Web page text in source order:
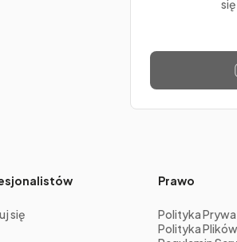
się
Prawo
Polityka
Polityka